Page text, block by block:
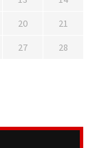
20
21
27
28